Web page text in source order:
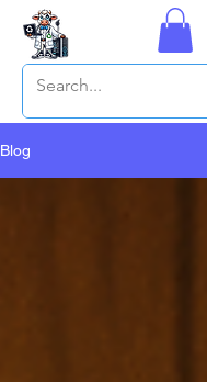
Blog